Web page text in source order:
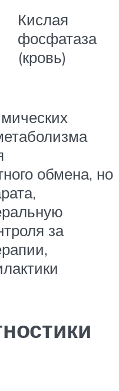
Кислая
фосфатаза
(кровь)
обмена, но
за